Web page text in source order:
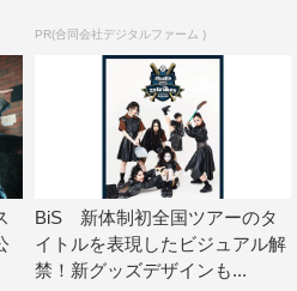
PR(合同会社デジタルファーム )
BiS 新体制初全国ツアーのタ
イトルを表現したビジュアル解
禁！新グッズデザインも...